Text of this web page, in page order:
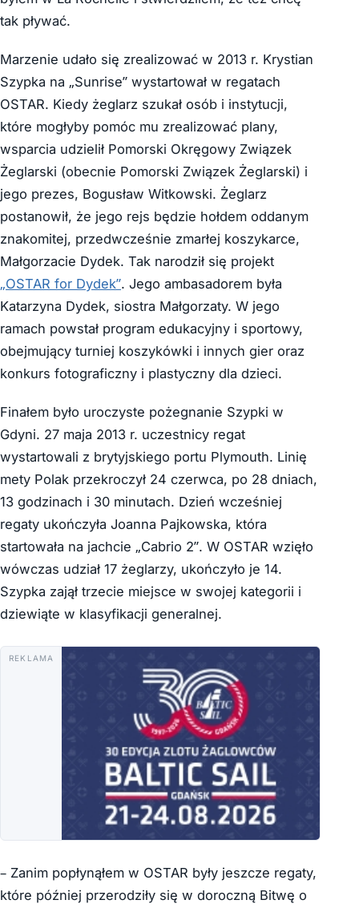
tak pływać.
Marzenie udało się zrealizować w 2013 r. Krystian
Szypka na „Sunrise” wystartował w regatach
OSTAR. Kiedy żeglarz szukał osób i instytucji,
które mogłyby pomóc mu zrealizować plany,
wsparcia udzielił Pomorski Okręgowy Związek
Żeglarski (obecnie Pomorski Związek Żeglarski) i
jego prezes, Bogusław Witkowski. Żeglarz
postanowił, że jego rejs będzie hołdem oddanym
znakomitej, przedwcześnie zmarłej koszykarce,
Małgorzacie Dydek. Tak narodził się projekt
„OSTAR for Dydek”. Jego ambasadorem była
Katarzyna Dydek, siostra Małgorzaty. W jego
ramach powstał program edukacyjny i sportowy,
obejmujący turniej koszykówki i innych gier oraz
konkurs fotograficzny i plastyczny dla dzieci.
Finałem było uroczyste pożegnanie Szypki w
Gdyni. 27 maja 2013 r. uczestnicy regat
wystartowali z brytyjskiego portu Plymouth. Linię
mety Polak przekroczył 24 czerwca, po 28 dniach,
13 godzinach i 30 minutach. Dzień wcześniej
regaty ukończyła Joanna Pajkowska, która
startowała na jachcie „Cabrio 2”. W OSTAR wzięło
wówczas udział 17 żeglarzy, ukończyło je 14.
Szypka zajął trzecie miejsce w swojej kategorii i
dziewiąte w klasyfikacji generalnej.
REKLAMA
– Zanim popłynąłem w OSTAR były jeszcze regaty,
które później przerodziły się w doroczną Bitwę o